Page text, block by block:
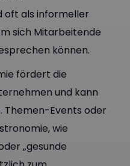
oft als informeller
sich Mitarbeitende
können.
fördert die
und kann
Themen-Events oder
wie
„gesunde